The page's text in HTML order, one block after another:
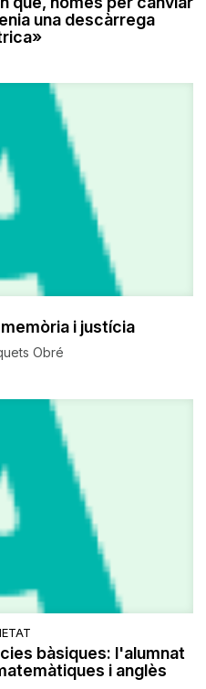
una descàrrega
i justícia
Obré
bàsiques: l'alumnat
i anglès